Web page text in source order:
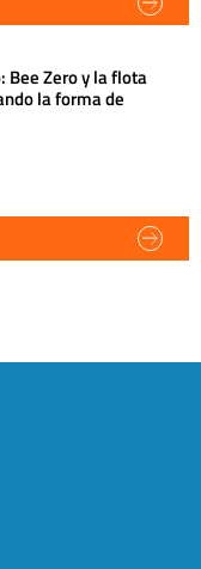
Bee Zero y la flota
la forma de